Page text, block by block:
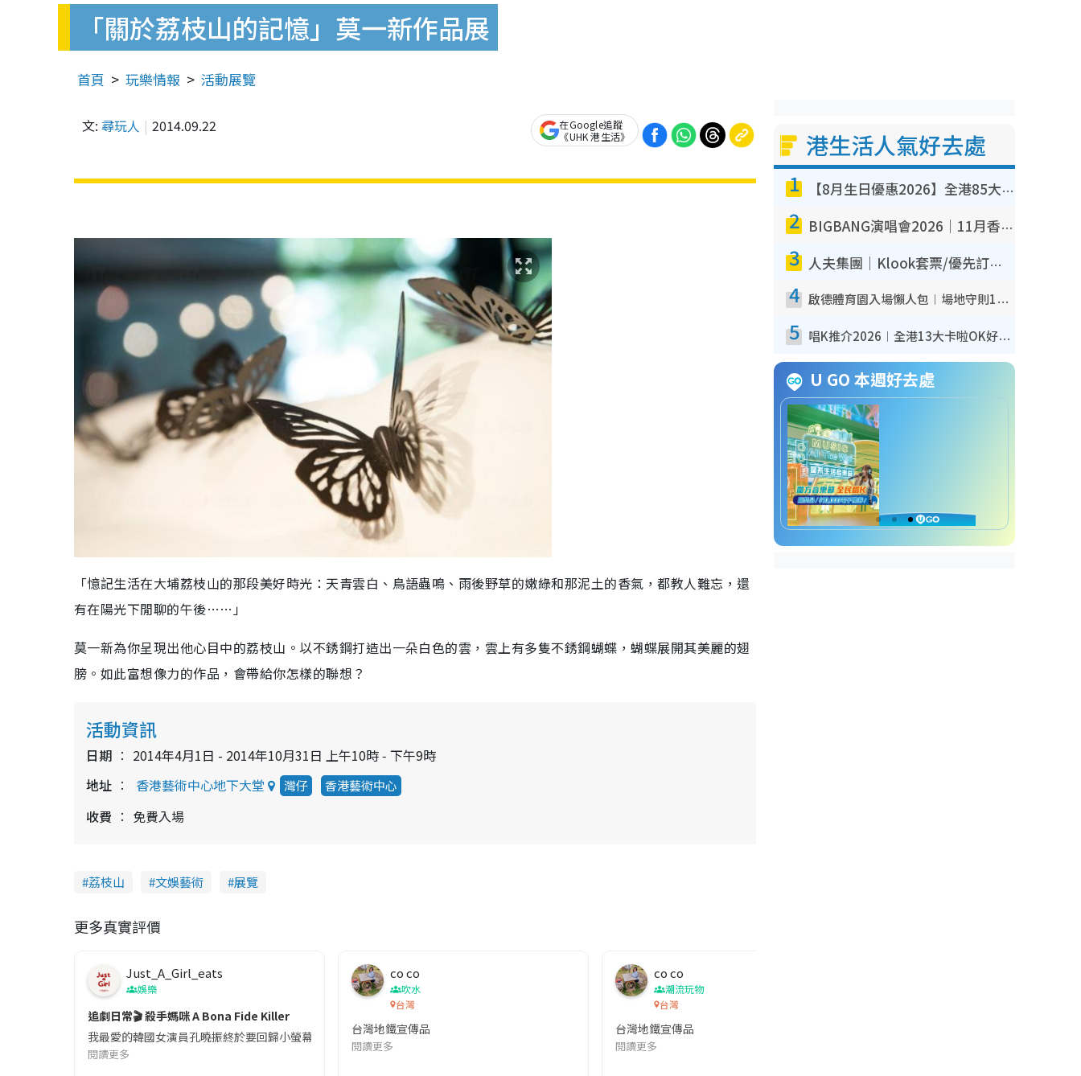
「關於荔枝山的記憶」莫一新作品展
首頁 玩樂情報 活動展覽
文: 尋玩人 2014.09.22
在Google追蹤
《UHK 港生活》
「憶記生活在大埔荔枝山的那段美好時光：天青雲白、鳥語蟲鳴、雨後野草的嫩綠和那泥土的香氣，都教人難忘，還
有在陽光下閒聊的午後……」
莫一新為你呈現出他心目中的荔枝山。以不銹鋼打造出一朵白色的雲，雲上有多隻不銹鋼蝴蝶，蝴蝶展開其美麗的翅
膀。如此富想像力的作品，會帶給你怎樣的聯想？
活動資訊
日期
2014年4月1日 - 2014年10月31日 上午10時 ‑ 下午9時
地址
香港藝術中心地下大堂 灣仔 香港藝術中心
收費 免費入場
荔枝山 文娛藝術 展覽
更多真實評價
Just_A_Girl_eats
娛樂
追劇日常🎬 殺手媽咪 A Bona Fide Killer
我最愛的韓國女演員孔曉振終於要回歸小螢幕啦!這次的劇本改編自同名網絡漫畫,故事主軸圍繞女主角柳寶娜 —— 表面上是一間公司的職員,但其實暗地裡是負責處決逃過法網罪犯的阻擊手｡ 劇情從
閱讀更多
co co
吹水
台灣
台灣地鐵宣傳品
閱讀更多
co co
潮流玩物
台灣
台灣地鐵宣傳品
閱讀更多
港生活人氣好去處
1 【8月生日優惠2026】全港85大食買玩著數攻略 自助餐/火鍋放題同行免費＋誠品/DONKI送現金券
2 BIGBANG演唱會2026｜11月香港啟德開3場！實名制VIP申請、優先購票攻略
3 人夫集團｜Klook套票/優先訂票/公開發售搶飛攻略！附票價.購票連結.場地座位表
4 啟德體育園入場懶人包︱場地守則12違禁品不可進場准帶細水樽但全場禁樽蓋！應援牌有限制！
5 唱K推介2026︱全港13大卡啦OK好去處！最平$36起 日文K都有！(附地址+收費詳情)
U GO 本週好去處